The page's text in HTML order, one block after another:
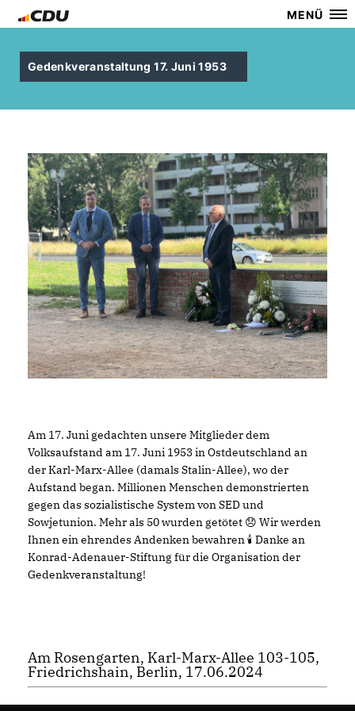
MENÜ
Gedenkveranstaltung 17. Juni 1953
Am 17. Juni gedachten unsere Mitglieder dem
Volksaufstand am 17. Juni 1953 in Ostdeutschland an
der Karl-Marx-Allee (damals Stalin-Allee), wo der
Aufstand began. Millionen Menschen demonstrierten
gegen das sozialistische System von SED und
Sowjetunion. Mehr als 50 wurden getötet 😞 Wir werden
Ihnen ein ehrendes Andenken bewahren 🕯 Danke an
Konrad-Adenauer-Stiftung für die Organisation der
Gedenkveranstaltung!
Am Rosengarten, Karl-Marx-Allee 103-105,
Friedrichshain, Berlin, 17.06.2024